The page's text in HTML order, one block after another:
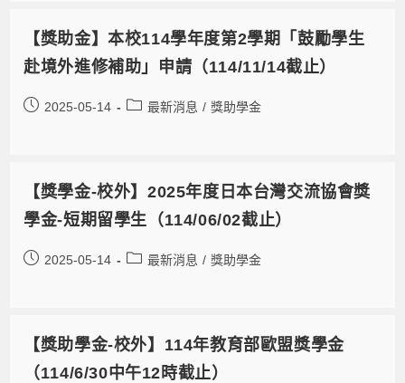
【獎助金】本校114學年度第2學期「鼓勵學生
赴境外進修補助」申請（114/11/14截止）
2025-05-14 最新消息 / 獎助學金
【獎學金-校外】2025年度日本台灣交流協會獎
學金-短期留學生（114/06/02截止）
2025-05-14 最新消息 / 獎助學金
【獎助學金-校外】114年教育部歐盟獎學金
（114/6/30中午12時截止）